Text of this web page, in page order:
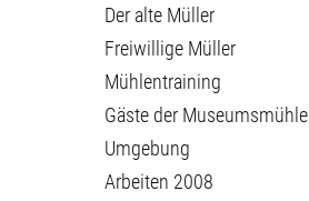
Der alte Müller
Freiwillige Müller
Mühlentraining
Gäste der Museumsmühle
Umgebung
Arbeiten 2008